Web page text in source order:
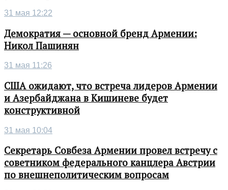
31 мая 12:22
Демократия — основной бренд Армении:
Никол Пашинян
31 мая 11:26
США ожидают, что встреча лидеров Армении
и Азербайджана в Кишиневе будет
конструктивной
31 мая 10:04
Секретарь Совбеза Армении провел встречу с
советником федерального канцлера Австрии
по внешнеполитическим вопросам